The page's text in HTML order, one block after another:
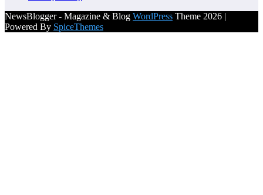
NewsBlogger - Magazine & Blog WordPress Theme 2026 |
Powered By SpiceThemes